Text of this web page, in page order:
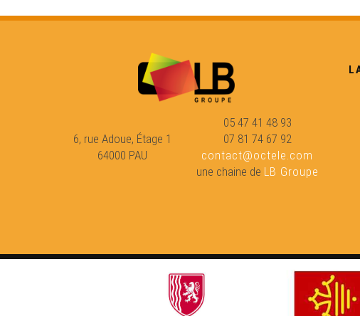
6, rue Adoue, Étage 1
64000 PAU
05 47 41 48 93
07 81 74 67 92
contact@octele.com
une chaine de LB Groupe